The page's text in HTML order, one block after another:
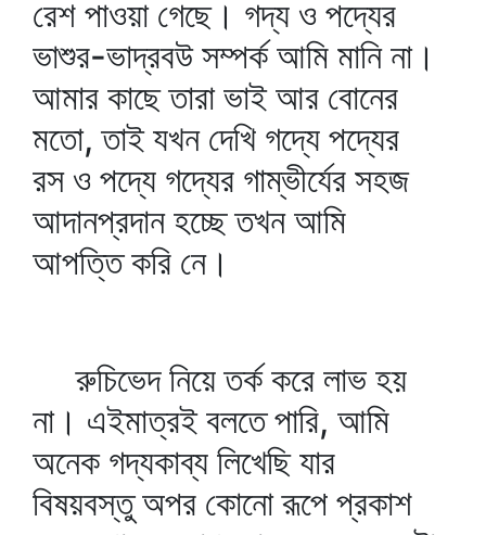
রেশ পাওয়া গেছে। গদ্য ও পদ্যের
ভাশুর-ভাদ্রবউ সম্পর্ক আমি মানি না।
আমার কাছে তারা ভাই আর বোনের
মতো, তাই যখন দেখি গদ্যে পদ্যের
রস ও পদ্যে গদ্যের গাম্ভীর্যের সহজ
আদানপ্রদান হচ্ছে তখন আমি
আপত্তি করি নে।
রুচিভেদ নিয়ে তর্ক করে লাভ হয়
না। এইমাত্রই বলতে পারি, আমি
অনেক গদ্যকাব্য লিখেছি যার
বিষয়বস্তু অপর কোনো রূপে প্রকাশ